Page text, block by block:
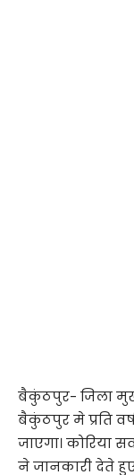
बैकुंठपुर- जिला
बैकुंठपुर मे प्रति
जाएगा। कोरिया
ने जानकारी देते